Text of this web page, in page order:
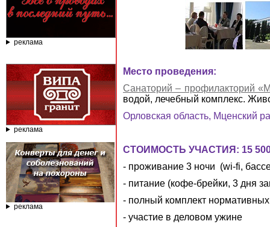
реклама
реклама
реклама
Место проведения:
Санаторий – профилакторий
водой, лечебный комплекс.
Орловская область, Мценский
СТОИМОСТЬ УЧАСТИЯ: 15
- проживание 3 ночи (wi-fi,
- питание (кофе-брейки, 3 дня
- полный комплект
- участие в деловом ужине